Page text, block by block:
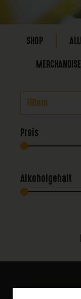
SHOP
MERCHANDISE
Filtern
Preis
Alkoholgehalt